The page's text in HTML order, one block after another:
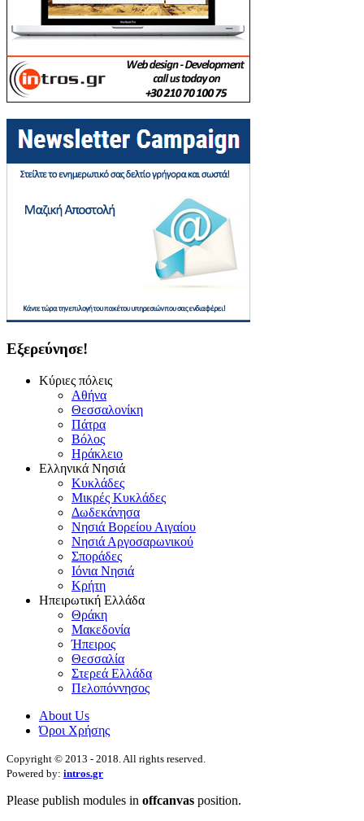
Εξερεύνησε!
Κύριες πόλεις
Αθήνα
Θεσσαλονίκη
Πάτρα
Βόλος
Ηράκλειο
Ελληνικά Νησιά
Κυκλάδες
Μικρές Κυκλάδες
Δωδεκάνησα
Νησιά Βορείου Αιγαίου
Νησιά Αργοσαρωνικού
Σποράδες
Ιόνια Νησιά
Κρήτη
Ηπειρωτική Ελλάδα
Θράκη
Μακεδονία
Ήπειρος
Θεσσαλία
Στερεά Ελλάδα
Πελοπόννησος
About Us
Όροι Χρήσης
Copyright © 2013 - 2018. All rights reserved.
Powered by: intros.gr
Please publish modules in offcanvas position.